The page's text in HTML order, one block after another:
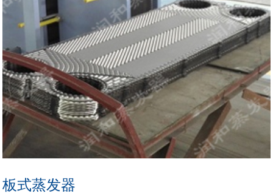
板式蒸发器